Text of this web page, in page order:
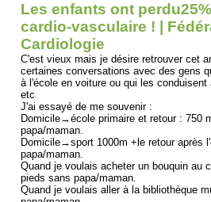
Les enfants ont
cardio-vasculaire ! |
Cardiologie
C'est vieux mais je désire retrouver cet
certaines conversations avec des gens
à l'école en voiture ou qui les
etc
J'ai essayé de me souvenir :
Domicile→école primaire et retour : 750
papa/maman.
Domicile→sport 1000m +le retour après
papa/maman.
Quand je voulais acheter un bouquin au
pieds sans papa/maman.
Quand je voulais aller à la bibliothèque